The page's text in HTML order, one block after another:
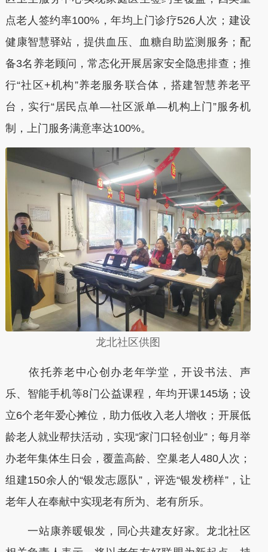
点老人签约率100%，年均上门诊疗526人次；建设
健康智慧驿站，提供血压、血糖自助监测服务；配
备3名养老顾问，常态化开展居家安全隐患排查；推
行“社区+机构”养老服务联合体，搭建智慧养老平
台，实行“居民点单—社区派单—机构上门”服务机
制，上门服务满意率达100%。
龙北社区供图
依托养老中心创办老年学堂，开设书法、声
乐、智能手机等8门公益课程，年均开课145场；设
立6个老年爱心摊位，助力低收入老人增收；开展低
龄老人就业帮扶活动，实现“家门口轻创业”；每月举
办老年集体生日会，覆盖高龄、空巢老人480人次；
组建150余人的“银发志愿队”，评选“银发榜样”，让
老年人在奉献中实现老有所为、老有所乐。
一站康养暖银发，同心共建友好家。龙北社区